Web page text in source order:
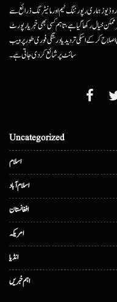
وڈیوز ہماری رپورٹنگ ٹیم اور مانیٹرنگ ذرائع سے
خیال رکھا گیا ہے، تاہم کسی بھی خبر یا رپورٹ
کرکے اسکی تردید یا درستگی فوری طور پر ویب
سائٹ پر شائع کردی جاتی ہے۔
Uncategorized
اسلام
اسلام آباد
افغانستان
امریکہ
انڈیا
اہم خبریں